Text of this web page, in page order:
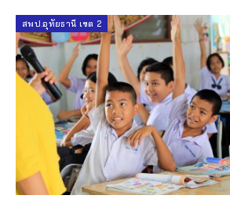
สพป.อุทัยธานี เขต 2